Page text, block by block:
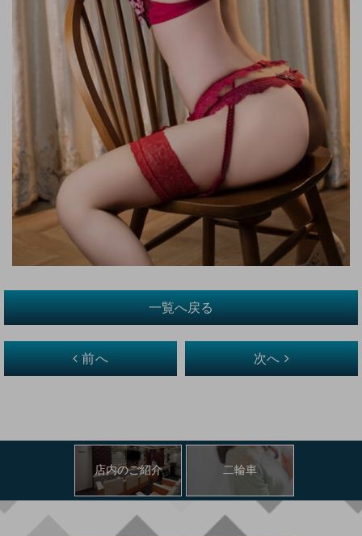
前へ
一覧へ戻る
次へ
店内のご紹介 二輪車